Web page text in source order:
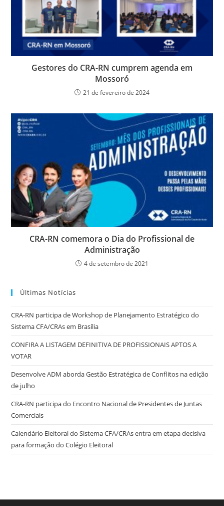
Gestores do CRA-RN cumprem agenda em
Mossoró
21 de fevereiro de 2024
CRA-RN comemora o Dia do Profissional de
Administração
4 de setembro de 2021
Últimas Notícias
CRA-RN participa de Workshop de Planejamento Estratégico do
Sistema CFA/CRAs em Brasília
CONFIRA A LISTAGEM DEFINITIVA DE PROFISSIONAIS APTOS A
VOTAR
Desenvolve ADM aborda Gestão Estratégica de Conflitos na edição
de julho
CRA-RN participa do Encontro Nacional de Presidentes de Juntas
Comerciais
Calendário Eleitoral do Sistema CFA/CRAs entra em etapa decisiva
para formação do Colégio Eleitoral